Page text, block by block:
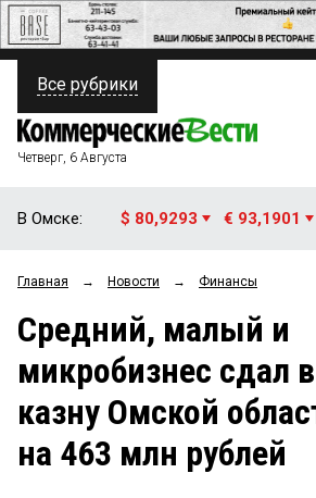
ПОЛИТИКА
ФИНАНСЫ
ОБЩЕСТВО
ЗАКОН
НОВОСТИ КОМПАНИЙ
ПРОИСШЕСТВИЯ
Все рубрики
Четверг, 6 Августа
В Омске: $ 80,9293 € 93,1901
Главная → Новости → Финансы
Средний, малый и
микробизнес сдал
казну Омской
на 463 млн рублей